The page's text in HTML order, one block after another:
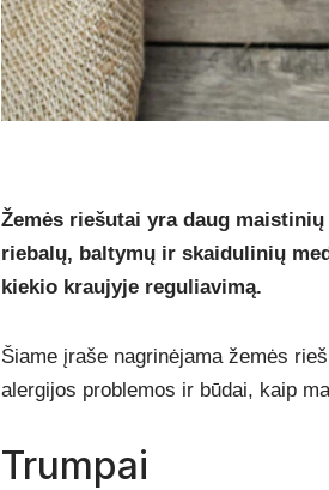
Žemės riešutai yra daug
riebalų, baltymų ir skaidulinių
kiekio kraujyje reguliavimą.
Šiame įraše nagrinėjama žemės
alergijos problemos ir būdai, kaip
Trumpai